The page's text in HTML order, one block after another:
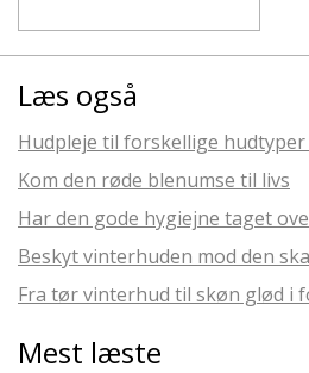
Læs også
Hudpleje til forskellige
Kom den røde blenumse til livs
Har den gode hygiejne taget
Beskyt vinterhuden mod den
Fra tør vinterhud til skøn glød i
Mest læste